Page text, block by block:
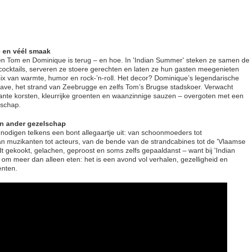
véél smaak
Tom en Dominique is terug – en hoe. In 'Indian Summer' steken ze samen de
serveren ze stoere gerechten en laten ze hun gasten meegenieten
van warmte, humor en rock-’n-roll. Het decor? Dominique’s legendarische
het strand van Zeebrugge en zelfs Tom’s Brugse stadskoer. Verwacht
korsten, kleurrijke groenten en waanzinnige sauzen – overgoten met een
ander gezelschap
telkens een bont allegaartje uit: van schoonmoeders tot
muzikanten tot acteurs, van de bende van de strandcabines tot de 'Vlaamse
gekookt, gelachen, geproost en soms zelfs gepaaldanst – want bij 'Indian
meer dan alleen eten: het is een avond vol verhalen, gezelligheid en